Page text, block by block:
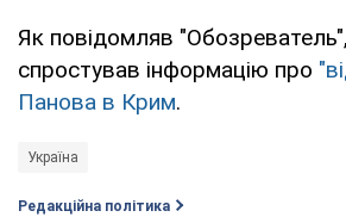
Як повідомляв
спростував інформацію про
Панова в Крим.
Україна
Редакційна політика